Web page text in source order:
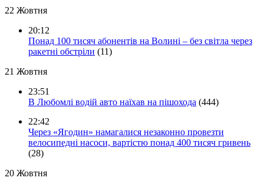
22 Жовтня
20:12
Понад 100 тисяч абонентів на Волині – без світла через
ракетні обстріли (11)
21 Жовтня
23:51
В Любомлі водій авто наїхав на пішохода (444)
22:42
Через «Ягодин» намагалися незаконно провезти
велосипедні насоси, вартістю понад 400 тисяч гривень
(28)
20 Жовтня